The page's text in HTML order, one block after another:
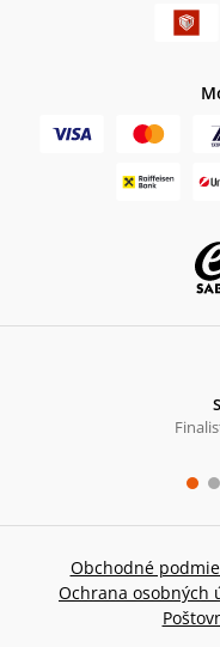
Obchodné
Ochrana osobných